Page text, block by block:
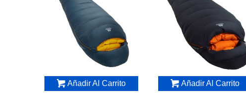
Añadir Al Carrito Añadir Al Carrito